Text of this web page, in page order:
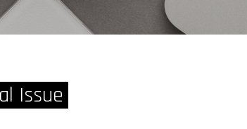
Issue